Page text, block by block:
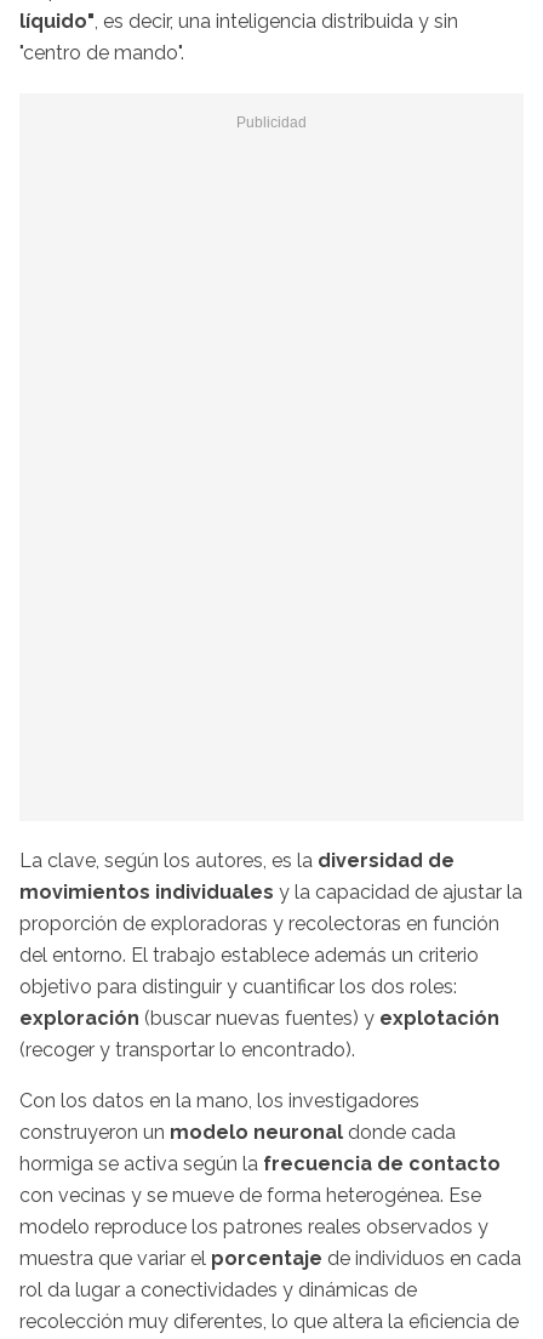
líquido", es decir, una inteligencia distribuida y sin
"centro de mando".
La clave, según los autores, es la diversidad de
movimientos individuales y la capacidad de ajustar la
proporción de exploradoras y recolectoras en función
del entorno. El trabajo establece además un criterio
objetivo para distinguir y cuantificar los dos roles:
exploración (buscar nuevas fuentes) y explotación
(recoger y transportar lo encontrado).
Con los datos en la mano, los investigadores
construyeron un modelo neuronal donde cada
hormiga se activa según la frecuencia de contacto
con vecinas y se mueve de forma heterogénea. Ese
modelo reproduce los patrones reales observados y
muestra que variar el porcentaje de individuos en cada
rol da lugar a conectividades y dinámicas de
recolección muy diferentes, lo que altera la eficiencia de